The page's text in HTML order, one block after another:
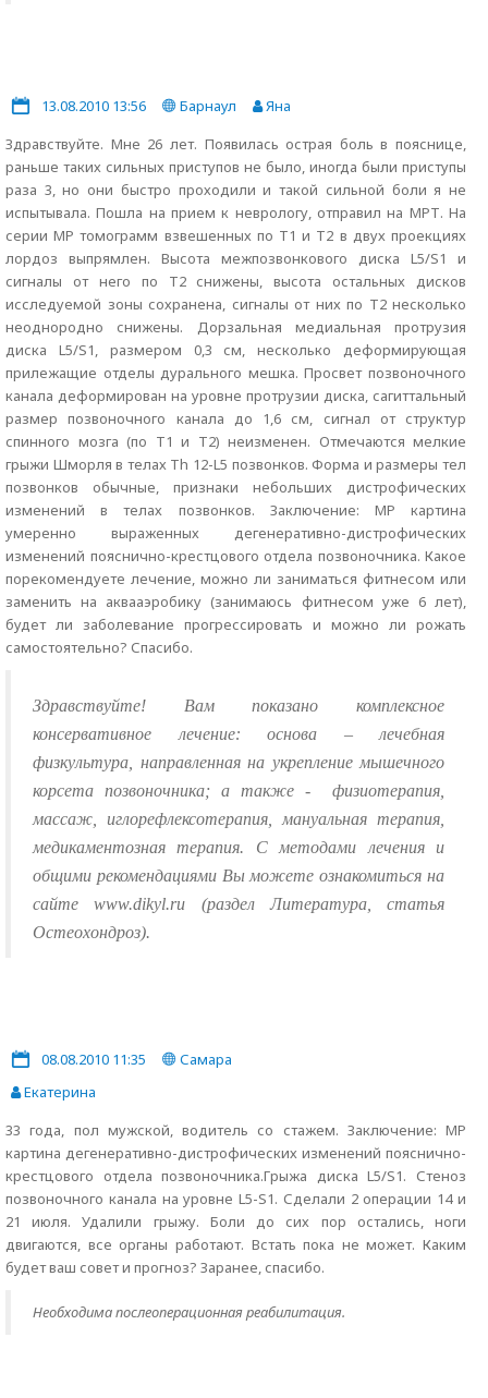
13.08.2010 13:56 Барнаул
Яна
Здравствуйте. Мне 26 лет. Появилась острая боль в пояснице,
раньше таких сильных приступов не было, иногда были приступы
раза 3, но они быстро проходили и такой сильной боли я не
испытывала. Пошла на прием к неврологу, отправил на МРТ. На
серии МР томограмм взвешенных по Т1 и Т2 в двух проекциях
лордоз выпрямлен. Высота межпозвонкового диска L5/S1 и
сигналы от него по Т2 снижены, высота остальных дисков
исследуемой зоны сохранена, сигналы от них по Т2 несколько
неоднородно снижены. Дорзальная медиальная протрузия
диска L5/S1, размером 0,3 см, несколько деформирующая
прилежащие отделы дурального мешка. Просвет позвоночного
канала деформирован на уровне протрузии диска, сагиттальный
размер позвоночного канала до 1,6 см, сигнал от структур
спинного мозга (по Т1 и Т2) неизменен. Отмечаются мелкие
грыжи Шморля в телах Th 12-L5 позвонков. Форма и размеры тел
позвонков обычные, признаки небольших дистрофических
изменений в телах позвонков. Заключение: МР картина
умеренно выраженных дегенеративно-дистрофических
изменений пояснично-крестцового отдела позвоночника. Какое
порекомендуете лечение, можно ли заниматься фитнесом или
заменить на аквааэробику (занимаюсь фитнесом уже 6 лет),
будет ли заболевание прогрессировать и можно ли рожать
самостоятельно? Спасибо.
Здравствуйте! Вам показано комплексное
консервативное лечение: основа – лечебная
физкультура, направленная на укрепление мышечного
корсета позвоночника; а также -
физиотерапия,
массаж, иглорефлексотерапия, мануальная терапия,
медикаментозная терапия. С методами лечения и
общими рекомендациями Вы можете ознакомиться на
сайте www.dikyl.ru (раздел Литература, статья
Остеохондроз).
08.08.2010 11:35
Самара
Екатерина
33 года, пол мужской, водитель со стажем. Заключение: МР
картина дегенеративно-дистрофических изменений пояснично-
крестцового отдела позвоночника.Грыжа диска L5/S1. Стеноз
позвоночного канала на уровне L5-S1. Сделали 2 операции 14 и
21 июля. Удалили грыжу. Боли до сих пор остались, ноги
двигаются, все органы работают. Встать пока не может. Каким
будет ваш совет и прогноз? Заранее, спасибо.
Необходима послеоперационная реабилитация.